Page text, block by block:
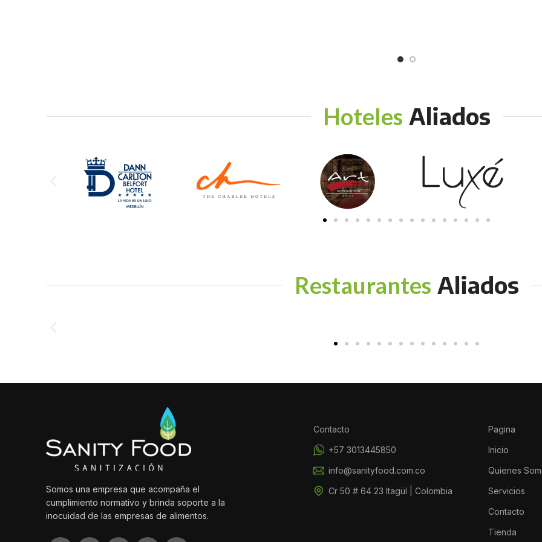
Hoteles Aliados
Restaurantes Aliados
Somos una empresa que acompaña el
cumplimiento normativo y brinda soporte a la
inocuidad de las empresas de alimentos.
Contacto
+57 3013445850
info@sanityfood.com.co
Cr 50 # 64 23 Itagüí | Colombia
Pagina
Inicio
Quienes
Servicios
Contacto
Tienda